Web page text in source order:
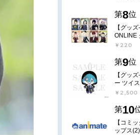
第8位
【グッ
ONLINE
ンガム
￥220
第9位
【グッ
ー ツイ
ミニミニ
￥2,500
第10
【コミ
ップス(2)